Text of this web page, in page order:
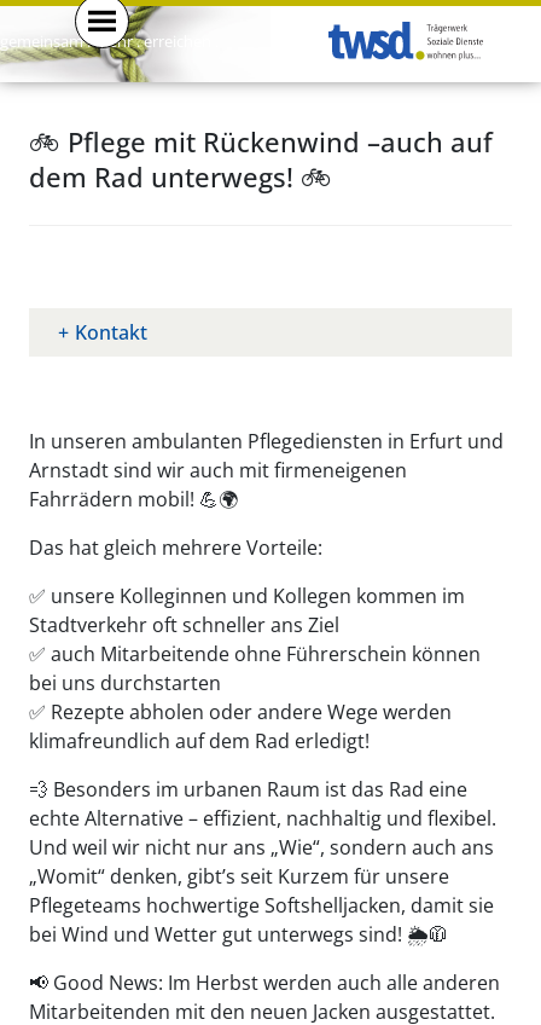
gemeinsam . mehr . erreichen .
🚲 Pflege mit Rückenwind –auch auf
dem Rad unterwegs! 🚲
Kontakt
In unseren ambulanten Pflegediensten in Erfurt und
Arnstadt sind wir auch mit firmeneigenen
Fahrrädern mobil! 💪🌍
Das hat gleich mehrere Vorteile:
✅ unsere Kolleginnen und Kollegen kommen im
Stadtverkehr oft schneller ans Ziel
✅ auch Mitarbeitende ohne Führerschein können
bei uns durchstarten
✅ Rezepte abholen oder andere Wege werden
klimafreundlich auf dem Rad erledigt!
💨 Besonders im urbanen Raum ist das Rad eine
echte Alternative – effizient, nachhaltig und flexibel.
Und weil wir nicht nur ans „Wie“, sondern auch ans
„Womit“ denken, gibt’s seit Kurzem für unsere
Pflegeteams hochwertige Softshelljacken, damit sie
bei Wind und Wetter gut unterwegs sind! 🌦️🧥
📢 Good News: Im Herbst werden auch alle anderen
Mitarbeitenden mit den neuen Jacken ausgestattet.